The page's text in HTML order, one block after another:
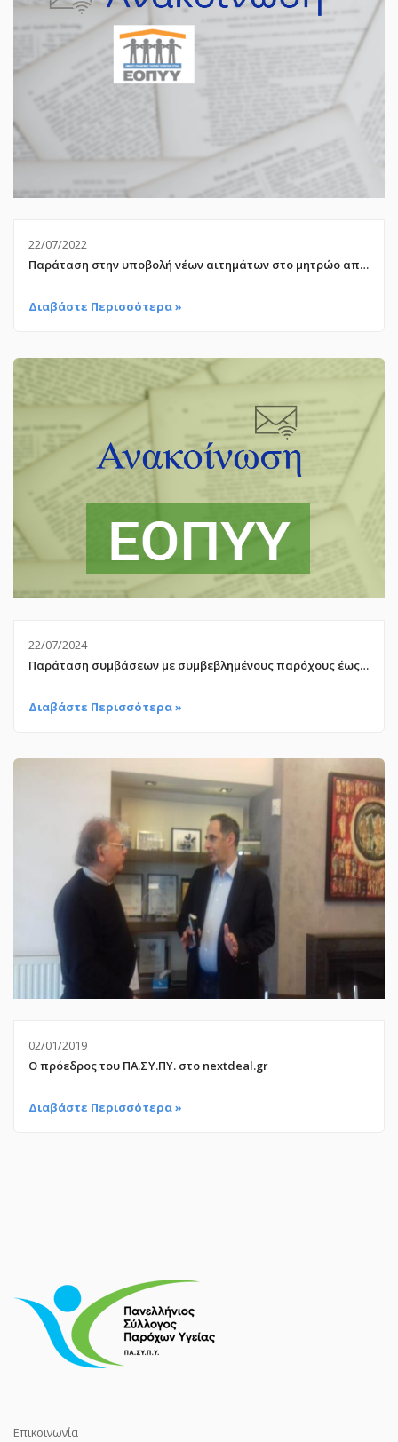
22/07/2022
Παράταση στην υποβολή νέων αιτημάτων στο μητρώο αποζημιούμενων προϊόντων του ΕΟΠΥΥ
Διαβάστε Περισσότερα »
22/07/2024
Παράταση συμβάσεων με συμβεβλημένους παρόχους έως 30.9.2024
Διαβάστε Περισσότερα »
02/01/2019
Ο πρόεδρος του ΠΑ.ΣΥ.ΠΥ. στο nextdeal.gr
Διαβάστε Περισσότερα »
Επικοινωνία